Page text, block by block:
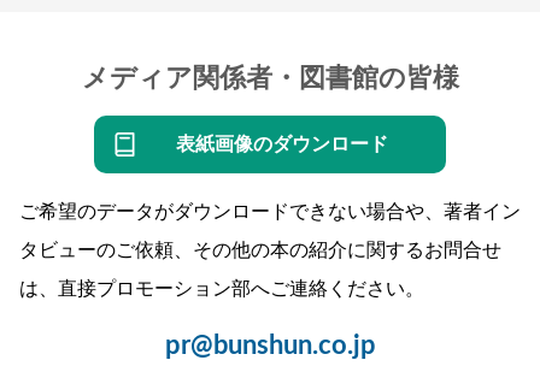
メディア関係者・図書館の皆様
表紙画像のダウンロード
ご希望のデータがダウンロードできない場合や、著者イン
タビューのご依頼、その他の本の紹介に関するお問合せ
は、直接プロモーション部へご連絡ください。
pr@bunshun.co.jp